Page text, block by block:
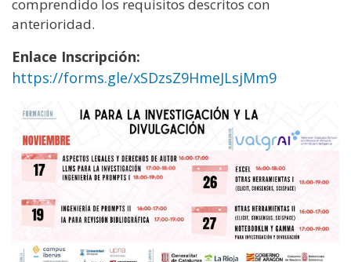
comprendido los requisitos descritos con
anterioridad.
Enlace Inscripción:
https://forms.gle/xSDzsZ9HmeJLsjMm9